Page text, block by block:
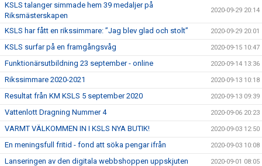
KSLS talanger simmade hem 39 medaljer på
Riksmästerskapen
2020-09-29 20:14
KSLS har fått en rikssimmare: ”Jag blev glad och stolt” 2020-09-29 20:01
KSLS surfar på en framgångsvåg 2020-09-15 10:47
Funktionärsutbildning 23 september - online 2020-09-14 13:36
Rikssimmare 2020-2021 2020-09-13 10:18
Resultat från KM KSLS 5 september 2020 2020-09-13 09:39
Vattenlott Dragning Nummer 4 2020-09-06 20:23
VARMT VÄLKOMMEN IN I KSLS NYA BUTIK! 2020-09-03 12:50
En meningsfull fritid - fond att söka pengar ifrån 2020-09-03 10:08
Lanseringen av den digitala webbshoppen uppskjuten 2020-09-01 08:05